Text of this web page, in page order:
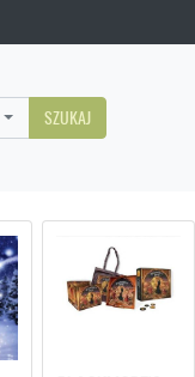
SZUKAJ